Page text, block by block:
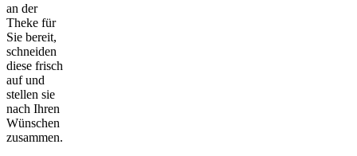
an der
Theke für
Sie bereit,
schneiden
diese frisch
auf und
stellen sie
nach Ihren
Wünschen
zusammen.